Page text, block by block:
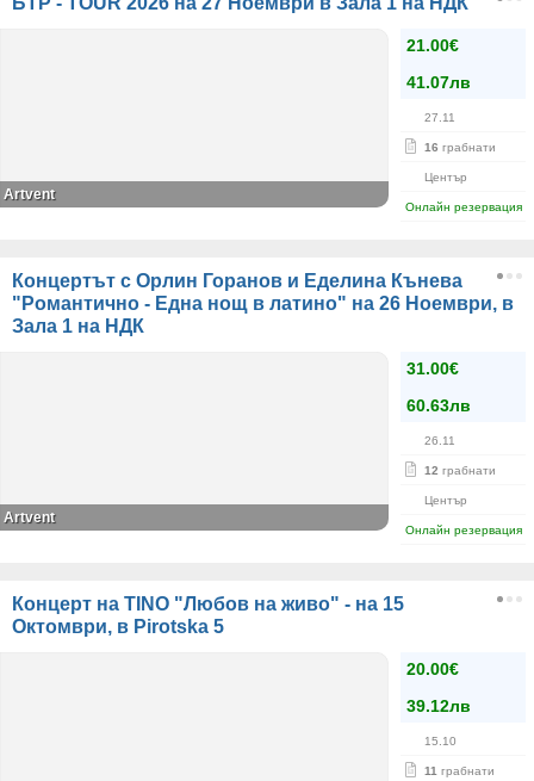
21.00€
41.07лв
27.11
16 грабнати
Център
Онлайн резервация
Artvent
Концертът с Орлин Горанов и Еделина Кънева
"Романтично - Една нощ в латино" на 26 Ноември, в
Зала 1 на НДК
31.00€
60.63лв
26.11
12 грабнати
Център
Онлайн резервация
Artvent
Концерт на TINO "Любов на живо" - на 15
Октомври, в Pirotska 5
20.00€
39.12лв
15.10
11 грабнати